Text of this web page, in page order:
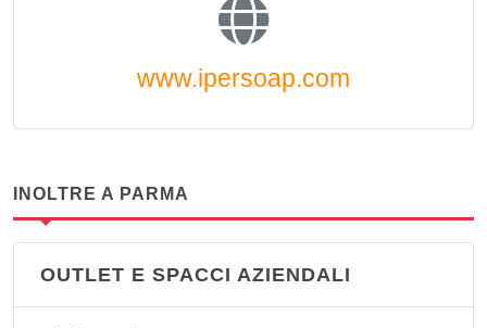
www.ipersoap.com
INOLTRE A PARMA
OUTLET E SPACCI AZIENDALI